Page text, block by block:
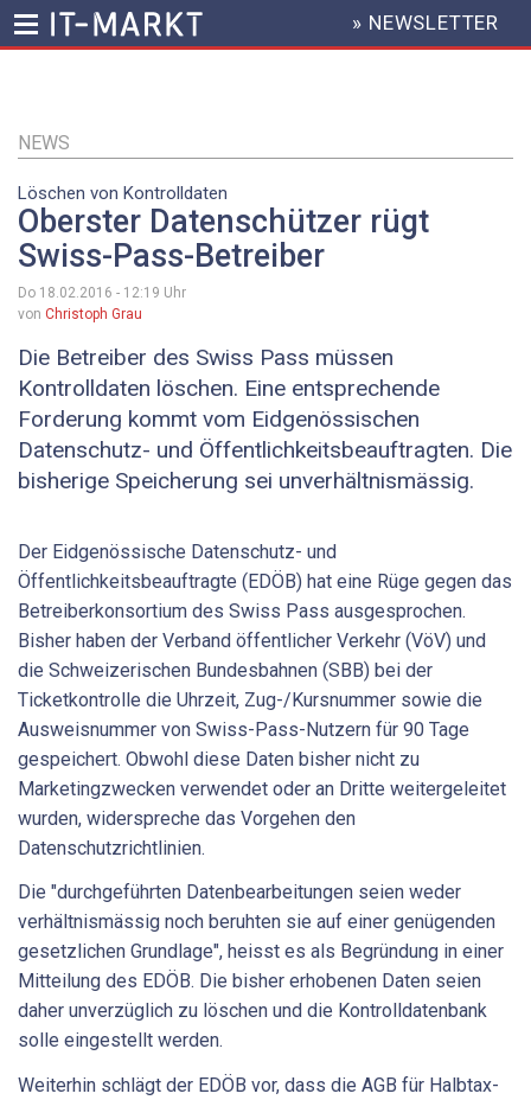
Inhalt
HEADER
MENU
» NEWSLETTER
NEWS
Löschen von Kontrolldaten
Oberster Datenschützer rügt
Swiss-Pass-Betreiber
Do 18.02.2016 - 12:19 Uhr
von Christoph Grau
Die Betreiber des Swiss Pass müssen
Kontrolldaten löschen. Eine entsprechende
Forderung kommt vom Eidgenössischen
Datenschutz- und Öffentlichkeitsbeauftragten. Die
bisherige Speicherung sei unverhältnismässig.
Der Eidgenössische Datenschutz- und
Öffentlichkeitsbeauftragte (EDÖB) hat eine Rüge gegen das
Betreiberkonsortium des Swiss Pass ausgesprochen.
Bisher haben der Verband öffentlicher Verkehr (VöV) und
die Schweizerischen Bundesbahnen (SBB) bei der
Ticketkontrolle die Uhrzeit, Zug-/Kursnummer sowie die
Ausweisnummer von Swiss-Pass-Nutzern für 90 Tage
gespeichert. Obwohl diese Daten bisher nicht zu
Marketingzwecken verwendet oder an Dritte weitergeleitet
wurden, widerspreche das Vorgehen den
Datenschutzrichtlinien.
Die "durchgeführten Datenbearbeitungen seien weder
verhältnismässig noch beruhten sie auf einer genügenden
gesetzlichen Grundlage", heisst es als Begründung in einer
Mitteilung des EDÖB. Die bisher erhobenen Daten seien
daher unverzüglich zu löschen und die Kontrolldatenbank
solle eingestellt werden.
Weiterhin schlägt der EDÖB vor, dass die AGB für Halbtax-